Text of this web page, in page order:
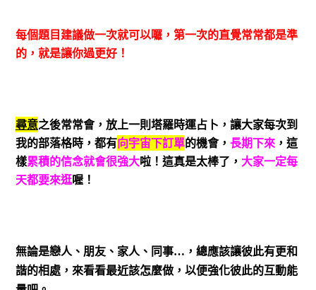
每個題目建議做一次就可以囉，第一次的直覺常常都是準
的，就是讓你過更好！
尋意之後常常會，放上一則塔羅時運占卜，讓大家每次到
我的部落格時，都有向宇宙下訂單的機會， 長期下來，這
樣累積的信念就會很強大啦！這真是太棒了， 大家一定每
天都要來逛喔！
無論是戀人、朋友、家人、同事… ，總應該讓彼此有更和
諧的相處，來看看最近該怎麼做，以便強化彼此的互動能